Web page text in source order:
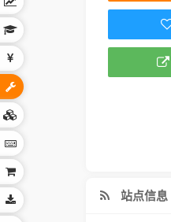
站点信息